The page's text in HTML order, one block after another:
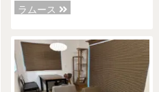
ラムース